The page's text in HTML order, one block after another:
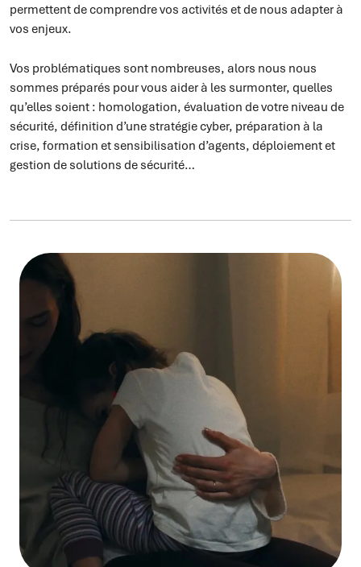
permettent de comprendre vos activités et de nous adapter à
vos enjeux.
Vos problématiques sont nombreuses, alors nous nous
sommes préparés pour vous aider à les surmonter, quelles
qu’elles soient : homologation, évaluation de votre niveau de
sécurité, définition d’une stratégie cyber, préparation à la
crise, formation et sensibilisation d’agents, déploiement et
gestion de solutions de sécurité…